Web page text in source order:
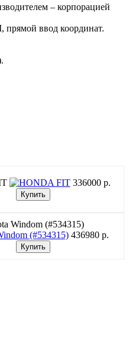
– корпорацией
прямой ввод координат.
336000 p.
Windom (#534315)
436980 p.